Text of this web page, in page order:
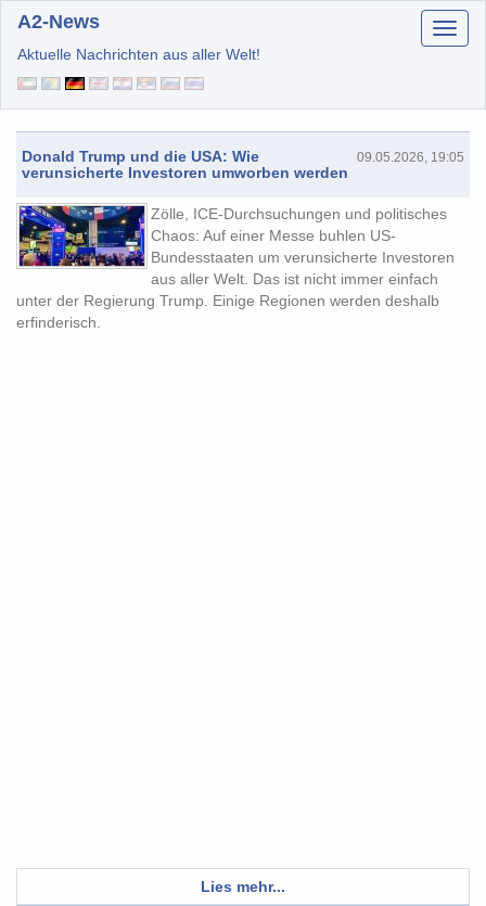
A2-News
Aktuelle Nachrichten aus aller Welt!
09.05.2026, 19:05
Donald Trump und die USA: Wie
verunsicherte Investoren umworben werden
Zölle, ICE-Durchsuchungen und politisches
Chaos: Auf einer Messe buhlen US-
Bundesstaaten um verunsicherte Investoren
aus aller Welt. Das ist nicht immer einfach
unter der Regierung Trump. Einige Regionen werden deshalb
erfinderisch.
Lies mehr...